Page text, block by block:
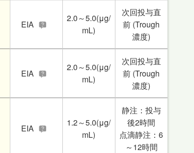
EIA
2.0～5.0(μg/
mL)
次回投与直
前 (Trough
濃度)
EIA
2.0～5.0(μg/
mL)
次回投与直
前 (Trough
濃度)
EIA
1.2～5.0(μg/
mL)
静注：投与
後2時間
点滴静注：6
～12時間